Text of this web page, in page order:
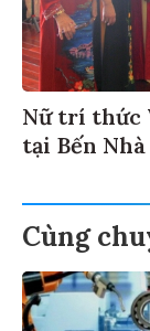
Nữ trí thức
tại Bến Nhà
Cùng